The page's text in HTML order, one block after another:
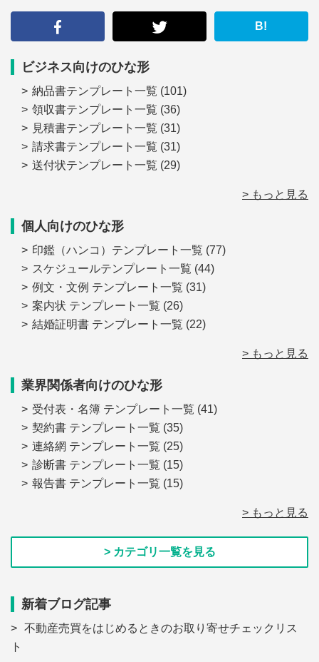
B!
ビジネス向けのひな形
納品書テンプレート一覧 (101)
領収書テンプレート一覧 (36)
見積書テンプレート一覧 (31)
請求書テンプレート一覧 (31)
送付状テンプレート一覧 (29)
> もっと見る
個人向けのひな形
印鑑（ハンコ）テンプレート一覧 (77)
スケジュールテンプレート一覧 (44)
例文・文例 テンプレート一覧 (31)
案内状 テンプレート一覧 (26)
結婚証明書 テンプレート一覧 (22)
> もっと見る
業界関係者向けのひな形
受付表・名簿 テンプレート一覧 (41)
契約書 テンプレート一覧 (35)
連絡網 テンプレート一覧 (25)
診断書 テンプレート一覧 (15)
報告書 テンプレート一覧 (15)
> もっと見る
> カテゴリ一覧を見る
新着ブログ記事
不動産売買をはじめるときのお取り寄せチェックリス
ト